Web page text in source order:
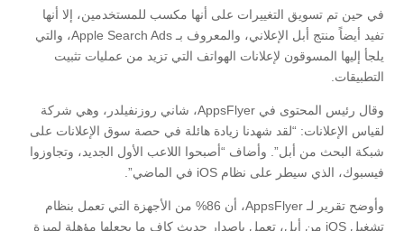
في حين تم تسويق التغييرات على أنها مكسب للمستخدمين، إلا أنها
تفيد أيضاً منتج أبل الإعلاني، والمعروف بـ Apple Search Ads، والتي
يلجأ إليها المسوقون لإعلانات الهواتف التي تزيد من عمليات تثبيت
التطبيقات.
وقال رئيس المحتوى في AppsFlyer، شاني روزنفيلدر، وهي شركة
لقياس الإعلانات: “لقد شهدنا زيادة هائلة في حصة سوق الإعلانات على
شبكة البحث من أبل”. وأضاف “أصبحوا اللاعب الأول الجديد، وتجاوزوا
فيسبوك، الذي سيطر على نظام iOS في الماضي”.
وأوضح تقرير لـ AppsFlyer، أن 86% من الأجهزة التي تعمل بنظام
تشغيل iOS من أبل، تعمل بإصدار حديث كافٍ ما يجعلها مؤهلة لميزة